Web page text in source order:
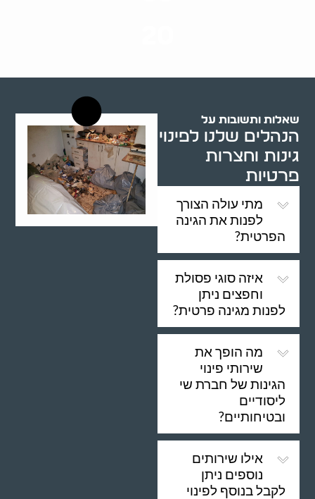
שאלות ותשובות על
הנהלים שלנו לפינוי
גינות וחצרות
פרטיות
מתי עולה הצורך
לפנות את הגינה
הפרטית?
איזה סוגי פסולת
וחפצים ניתן
לפנות מגינה פרטית?
מה הופך את
שירותי פינוי
הגינות של חברת שי
ליסודיים
ובטיחותיים?
אילו שירותים
נוספים ניתן
לקבל בנוסף לפינוי